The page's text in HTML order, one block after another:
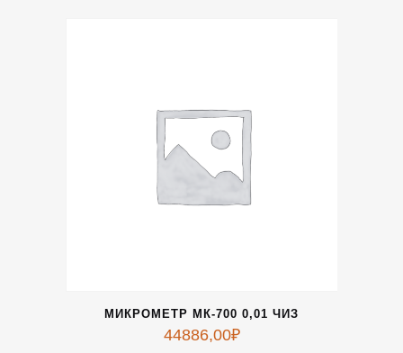
МИКРОМЕТР МК-700 0,01 ЧИЗ
44886,00₽